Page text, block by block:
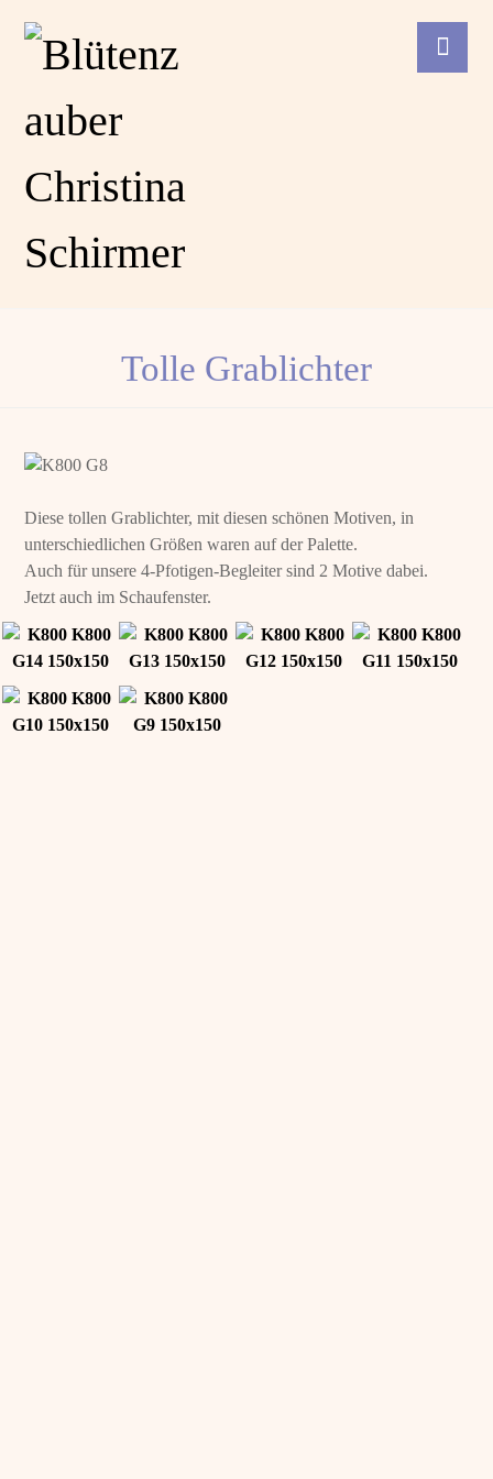
Tolle Grablichter
Diese tollen Grablichter, mit diesen schönen Motiven, in
unterschiedlichen Größen waren auf der Palette.
Auch für unsere 4-Pfotigen-Begleiter sind 2 Motive dabei.
Jetzt auch im Schaufenster.